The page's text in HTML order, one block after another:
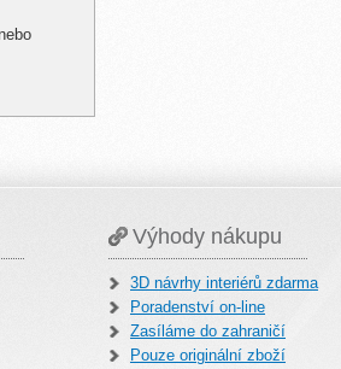
Výhody nákupu
3D návrhy interiérů zdarma
Poradenství on-line
Zasíláme do zahraničí
Pouze originální zboží